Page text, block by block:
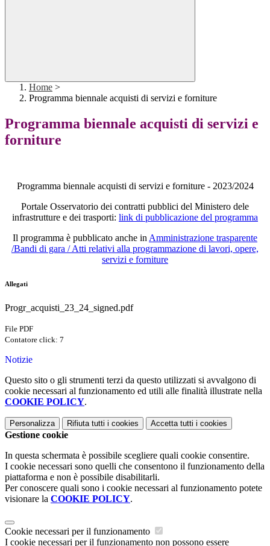
Home >
Programma biennale acquisti di servizi e forniture
Programma biennale acquisti di servizi e
forniture
Programma biennale acquisti di servizi e forniture - 2023/2024
Portale Osservatorio dei contratti pubblici del Ministero dele
infrastrutture e dei trasporti: link di pubblicazione del programma
Il programma è pubblicato anche in Amministrazione trasparente
/Bandi di gara / Atti relativi alla programmazione di lavori, opere,
servizi e forniture
Allegati
Progr_acquisti_23_24_signed.pdf
File PDF
Contatore click: 7
Notizie
Questo sito o gli strumenti terzi da questo utilizzati si avvalgono di
cookie necessari al funzionamento ed utili alle finalità illustrate nella
COOKIE POLICY.
Personalizza Rifiuta tutti i cookies Accetta tutti i cookies
Gestione cookie
In questa schermata è possibile scegliere quali cookie consentire.
I cookie necessari sono quelli che consentono il funzionamento della
piattaforma e non è possibile disabilitarli.
Per conoscere quali sono i cookie necessari al funzionamento potete
visionare la COOKIE POLICY.
Cookie necessari per il funzionamento
I cookie necessari per il funzionamento non possono essere